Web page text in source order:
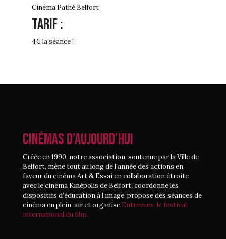
Cinéma Pathé Belfort
Tarif :
4€ la séance !
CINÉMAS D’AUJOURD’HUI
Créée en 1990, notre association, soutenue par la Ville de
Belfort, mène tout au long de l'année des actions en
faveur du cinéma Art & Essai en collaboration étroite
avec le cinéma Kinépolis de Belfort, coordonne les
dispositifs d’éducation à l’image, propose des séances de
cinéma en plein-air et organise Entrevues, le festival
international du film.